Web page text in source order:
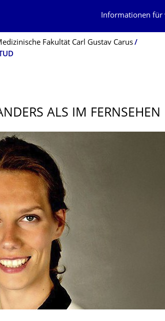
Informationen für
Fakultät Carl Gustav Carus
ALS IM FERNSEHEN